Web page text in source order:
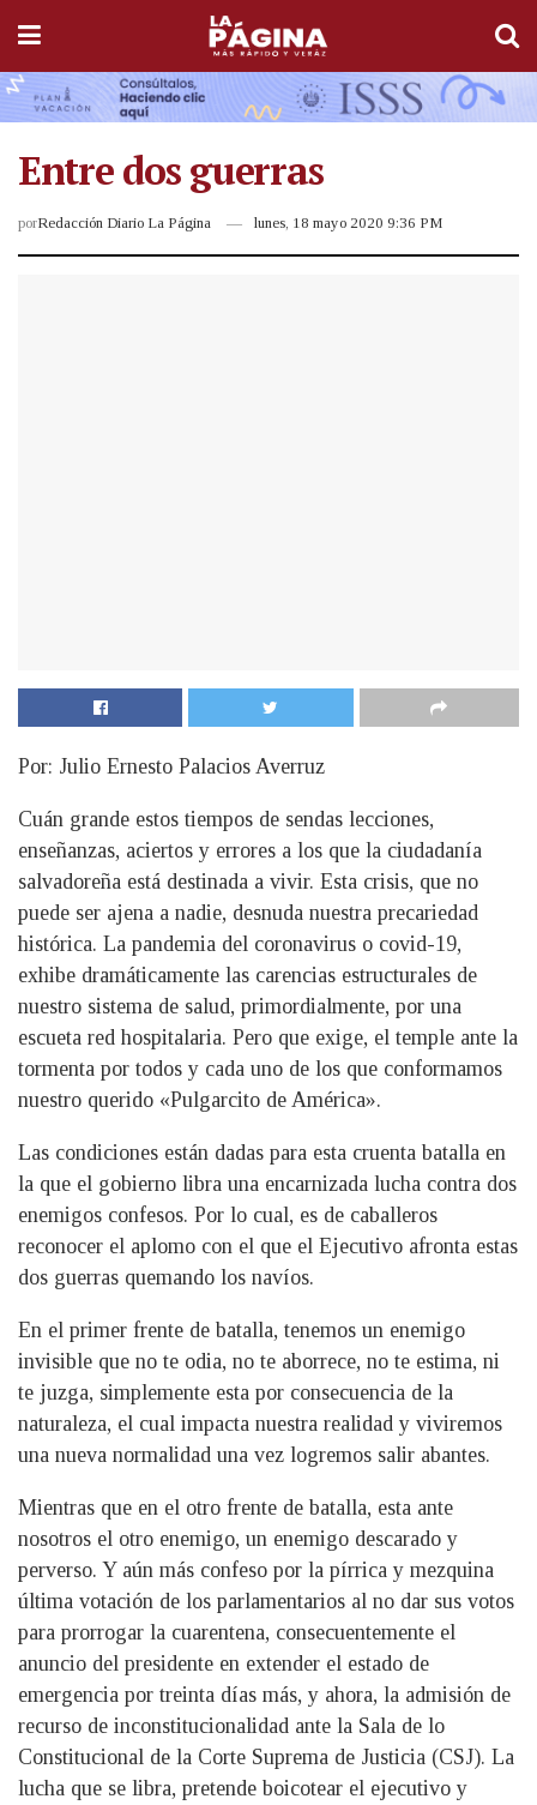
Entre dos guerras
porRedacción Diario La Página lunes, 18 mayo 2020 9:36 PM
Por: Julio Ernesto Palacios Averruz
Cuán grande estos tiempos de sendas lecciones,
enseñanzas, aciertos y errores a los que la ciudadanía
salvadoreña está destinada a vivir. Esta crisis, que no
puede ser ajena a nadie, desnuda nuestra precariedad
histórica. La pandemia del coronavirus o covid-19,
exhibe dramáticamente las carencias estructurales de
nuestro sistema de salud, primordialmente, por una
escueta red hospitalaria. Pero que exige, el temple ante la
tormenta por todos y cada uno de los que conformamos
nuestro querido «Pulgarcito de América».
Las condiciones están dadas para esta cruenta batalla en
la que el gobierno libra una encarnizada lucha contra dos
enemigos confesos. Por lo cual, es de caballeros
reconocer el aplomo con el que el Ejecutivo afronta estas
dos guerras quemando los navíos.
En el primer frente de batalla, tenemos un enemigo
invisible que no te odia, no te aborrece, no te estima, ni
te juzga, simplemente esta por consecuencia de la
naturaleza, el cual impacta nuestra realidad y viviremos
una nueva normalidad una vez logremos salir abantes.
Mientras que en el otro frente de batalla, esta ante
nosotros el otro enemigo, un enemigo descarado y
perverso. Y aún más confeso por la pírrica y mezquina
última votación de los parlamentarios al no dar sus votos
para prorrogar la cuarentena, consecuentemente el
anuncio del presidente en extender el estado de
emergencia por treinta días más, y ahora, la admisión de
recurso de inconstitucionalidad ante la Sala de lo
Constitucional de la Corte Suprema de Justicia (CSJ). La
lucha que se libra, pretende boicotear el ejecutivo y